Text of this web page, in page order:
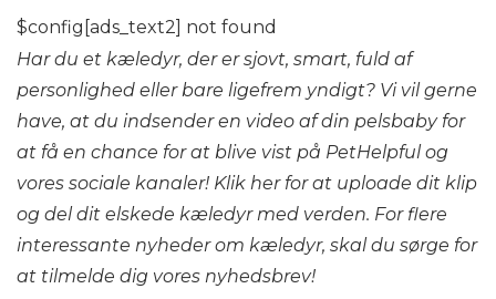
$config[ads_text2] not found
Har du et kæledyr, der er sjovt, smart, fuld af
personlighed eller bare ligefrem yndigt? Vi vil gerne
have, at du indsender en video af din pelsbaby for
at få en chance for at blive vist på PetHelpful og
vores sociale kanaler! Klik her for at uploade dit klip
og del dit elskede kæledyr med verden. For flere
interessante nyheder om kæledyr, skal du sørge for
at tilmelde dig vores nyhedsbrev!